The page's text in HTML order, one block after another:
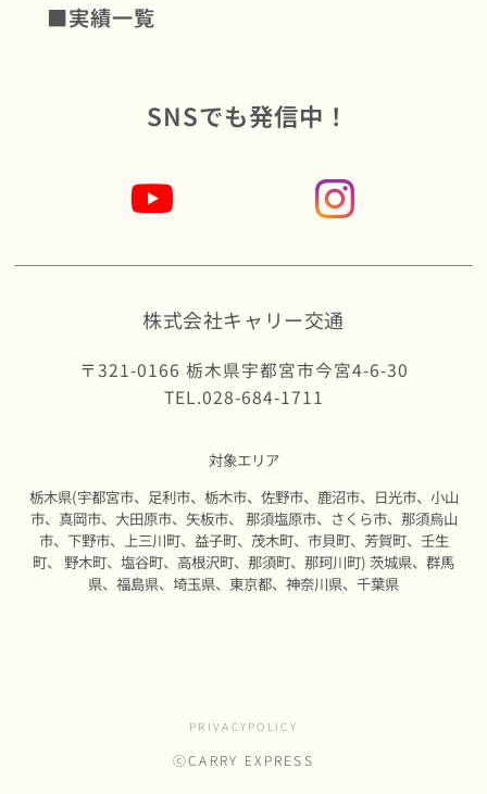
■実績一覧
SNSでも発信中！
株式会社キャリー交通
〒321-0166 栃木県宇都宮市今宮4-6-30
TEL.028-684-1711
対象エリア
栃木県(宇都宮市、足利市、栃木市、佐野市、鹿沼市、日光市、小山
市、真岡市、大田原市、矢板市、 那須塩原市、さくら市、那須烏山
市、下野市、上三川町、益子町、茂木町、市貝町、芳賀町、壬生
町、 野木町、塩谷町、高根沢町、那須町、那珂川町) 茨城県、群馬
県、福島県、埼玉県、東京都、神奈川県、千葉県
PRIVACYPOLICY
ⓒCARRY EXPRESS